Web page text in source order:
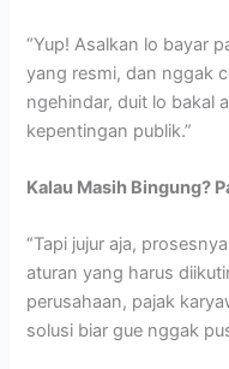
“Yup! Asalkan lo bayar
yang resmi, dan nggak
ngehindar, duit lo bakal
kepentingan publik.”
Kalau Masih Bingung?
“Tapi jujur aja,
aturan yang harus
perusahaan, pajak
solusi biar gue nggak